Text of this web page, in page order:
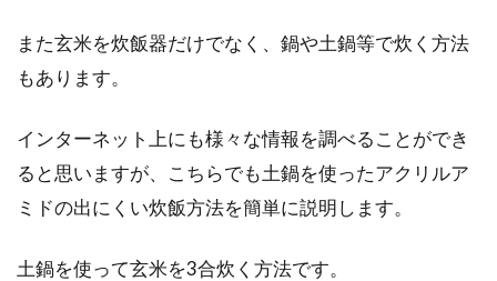
また玄米を炊飯器だけでなく、鍋や土鍋等で炊く方法
もあります。
インターネット上にも様々な情報を調べることができ
ると思いますが、こちらでも土鍋を使ったアクリルア
ミドの出にくい炊飯方法を簡単に説明します。
土鍋を使って玄米を3合炊く方法です。